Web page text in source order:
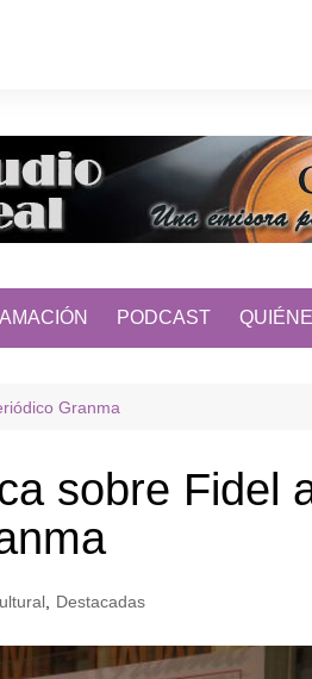
PODCAST
Granma
sobre Fidel
Destacadas